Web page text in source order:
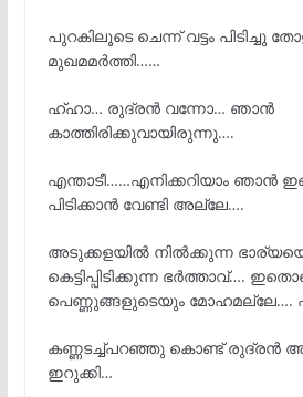
പുറകിലൂടെ ചെന്ന് വട്ടം പിടിച്ചു
മുഖമമർത്തി……
ഹ്ഹാ… രുദ്രൻ വന്നോ… ഞാൻ
കാത്തിരിക്കുവായിരുന്നു….
എന്താടീ……എനിക്കറിയാം ഞാൻ
പിടിക്കാൻ വേണ്ടി അല്ലേ….
അടുക്കളയിൽ നിൽക്കുന്ന
കെട്ടിപ്പിടിക്കുന്ന ഭർത്താവ്….
പെണ്ണുങ്ങളുടെയും മോഹമല്ലേ….
കണ്ണടച്ച്പറഞ്ഞു കൊണ്ട് രുദ്രൻ
ഇറുക്കി…